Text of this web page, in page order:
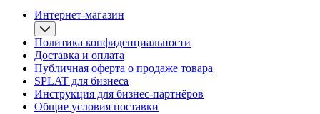
Интернет-магазин
Политика конфиденциальности
Доставка и оплата
Публичная оферта о продаже товара
SPLAT для бизнеса
Инструкция для бизнес-партнёров
Общие условия поставки